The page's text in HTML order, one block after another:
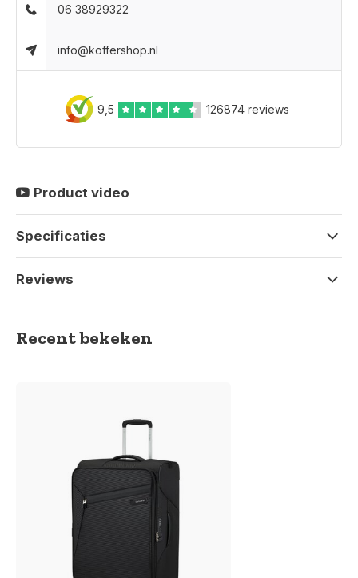
06 38929322
info@koffershop.nl
9,5 126874 reviews
Product video
Specificaties
Reviews
Recent bekeken